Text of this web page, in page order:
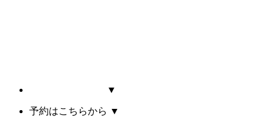
▼
予約はこちらから ▼